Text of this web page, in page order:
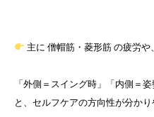
主に 僧帽筋・菱形筋 の疲労や
「外側＝スイング時」「内側＝
と、セルフケアの方向性が分かり